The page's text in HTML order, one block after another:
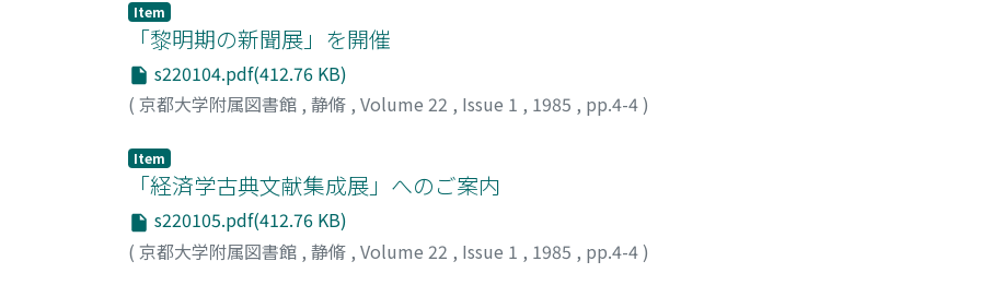
Item
「黎明期の新聞展」を開催
s220104.pdf(412.76 KB)
( 京都大学附属図書館 , 静脩 , Volume 22 , Issue 1 , 1985 , pp.4-4)
Item
「経済学古典文献集成展」へのご案内
s220105.pdf(412.76 KB)
( 京都大学附属図書館 , 静脩 , Volume 22 , Issue 1 , 1985 , pp.4-4)